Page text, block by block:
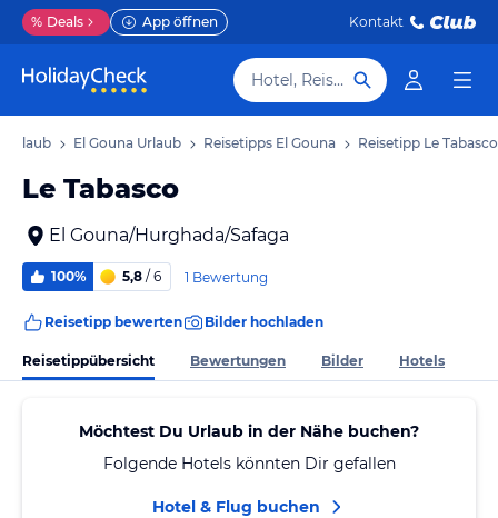
% Deals App öffnen Kontakt
Hotel, Reiseziel
Urlaub El Gouna Urlaub Reisetipps El Gouna Reisetipp Le Tabasco
Le Tabasco
El Gouna/Hurghada/Safaga
100% 5,8 / 6 1 Bewertung
Reisetipp bewerten Bilder hochladen
Reisetippübersicht Bewertungen Bilder Hotels
Möchtest Du Urlaub in der Nähe buchen?
Folgende Hotels könnten Dir gefallen
Hotel & Flug buchen